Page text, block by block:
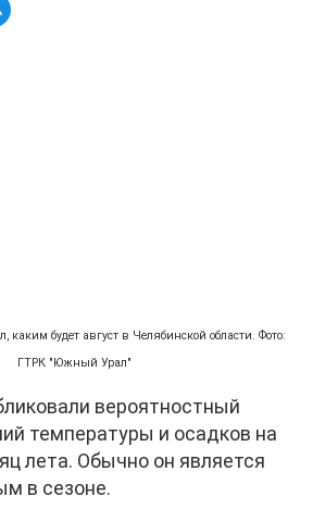
каким будет август в Челябинской области. Фото:
ГТРК "Южный Урал"
вероятностный
температуры и осадков на
лета. Обычно он является
в сезоне.